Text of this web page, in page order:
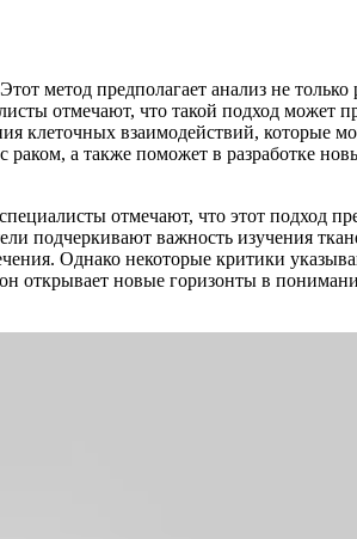
метод предполагает анализ не только
отмечают, что такой подход может
клеточных взаимодействий, которые
а также поможет в разработке
отмечают, что этот подход
подчеркивают важность изучения
Однако некоторые критики
открывает новые горизонты в